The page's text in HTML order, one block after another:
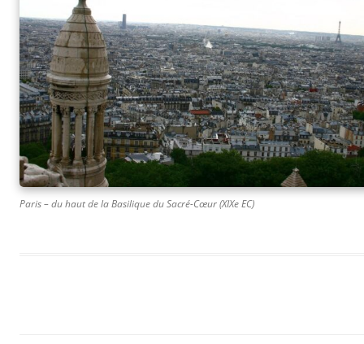
Paris – du haut de la Basilique du Sacré-Cœur (XIXe EC)